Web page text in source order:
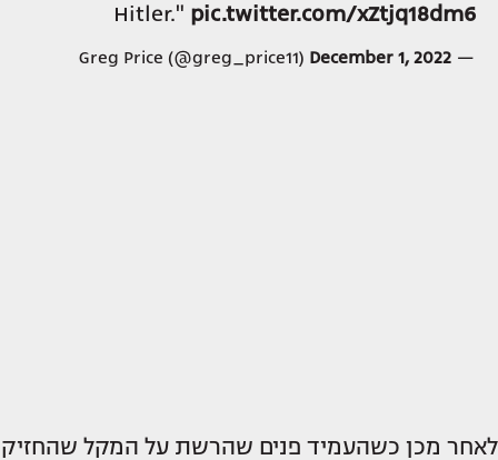
Hitler." pic.twitter.com/xZtjq18dm6
— Greg Price (@greg_price11)
December 1, 2022
לאחר מכן כשהעמיד פנים שהרשת על המקל שהחזיק